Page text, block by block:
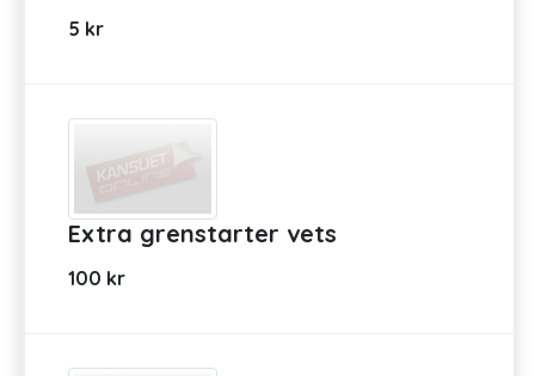
5 kr
Extra grenstarter vets
100 kr